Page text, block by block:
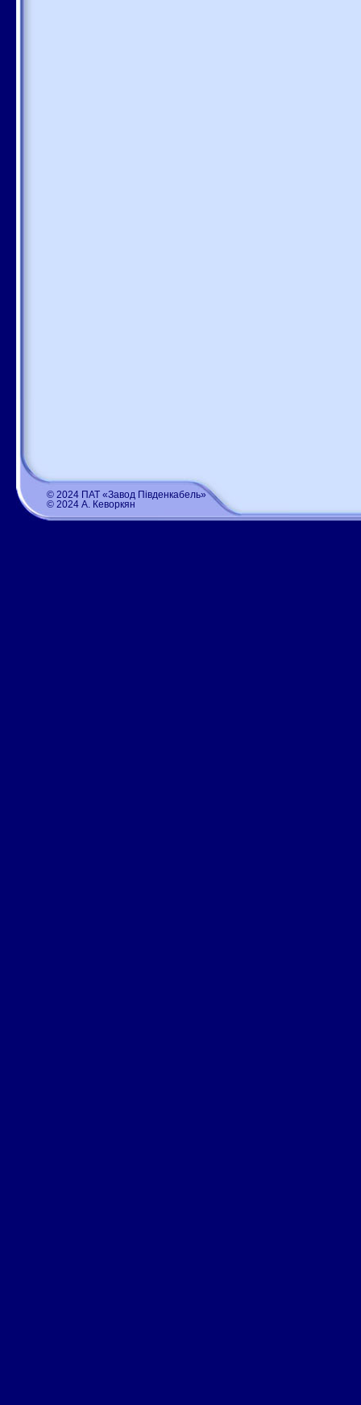
© 2024 ПАТ «Завод Південкабель»
© 2024 А. Кеворкян